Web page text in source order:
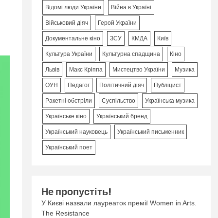
Відомі люди України Війна в Україні
Військовий діяч Герой України
Документальне кіно ЗСУ КМДА Київ
Культура України Культурна спадщина Кіно
Львів Макс Кріппа Мистецтво України Музика
ОУН Педагог Політичний діяч Публіцист
Ракетні обстріли Суспільство Українська музика
Українське кіно Український бренд
Український науковець Український письменник
Український поет
Не пропустіть!
У Києві назвали лауреаток премії Women in Arts.
The Resistance